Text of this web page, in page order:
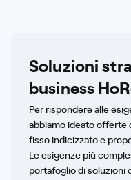
Soluzioni
business
Per rispondere alle
abbiamo ideato offerte
fisso indicizzato e
Le esigenze più
portafoglio di soluzioni